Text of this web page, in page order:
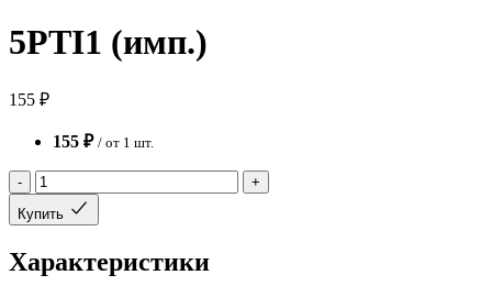
5PTI1 (имп.)
155 ₽
155 ₽ / от 1 шт.
-
+
Купить
Характеристики